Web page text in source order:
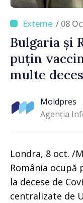
/ 08
Bulgaria și
puțin
multe
Moldpres
Agenția
Londra, 8 oct. /
România ocupă
la decese de
centralizate de